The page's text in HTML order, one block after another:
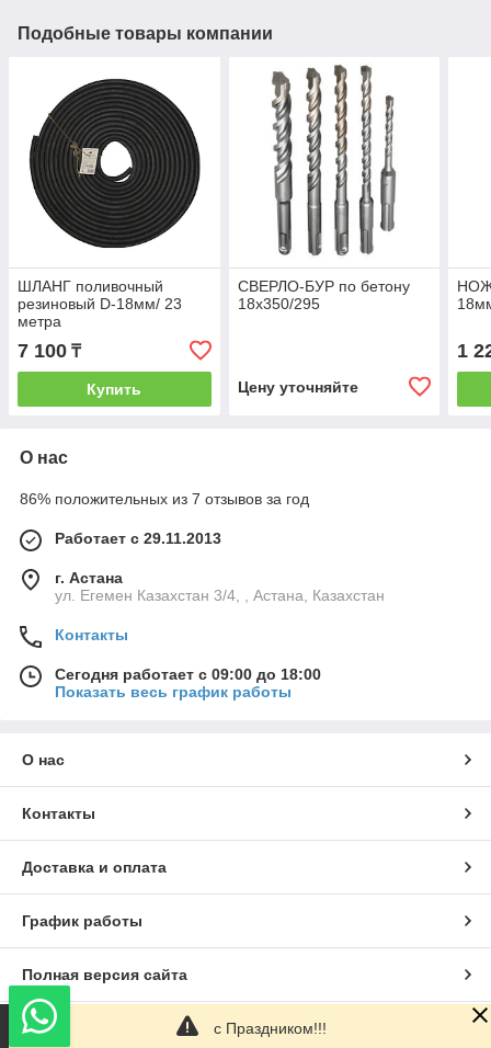
Подобные товары компании
ШЛАНГ поливочный
резиновый D-18мм/ 23
метра
7 100 ₸
Купить
СВЕРЛО-БУР по бетону
18х350/295
Цену уточняйте
1
О нас
86% положительных из 7 отзывов за год
Работает с 29.11.2013
г. Астана
ул. Егемен Казахстан 3/4, , Астана, Казахстан
Контакты
Сегодня работает с 09:00 до 18:00
Показать весь график работы
О нас
Контакты
Доставка и оплата
График работы
Полная версия сайта
Сайт создан на маркетплейсеSatu.kz
с Праздником!!!